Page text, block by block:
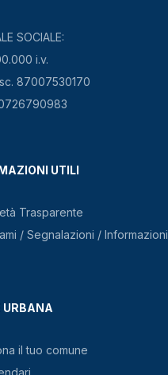
SOCIALE:
i.v.
87007530170
URBANA
il tuo comune
UTILI
Trasparente
/ Segnalazioni / Informazioni